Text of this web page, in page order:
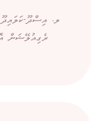
ލ. އިސްދޫ-
ރެގިއުލޭޝަން